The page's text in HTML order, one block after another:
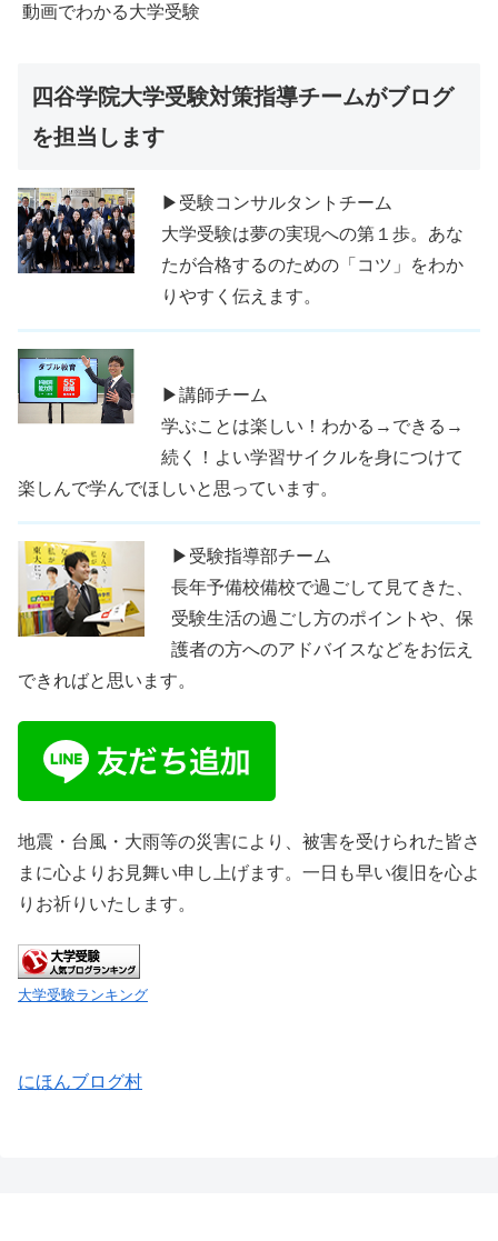
動画でわかる大学受験
四谷学院大学受験対策指導チームがブログ
を担当します
▶受験コンサルタントチーム
大学受験は夢の実現への第１歩。あな
たが合格するのための「コツ」をわか
りやすく伝えます。
▶講師チーム
学ぶことは楽しい！わかる→できる→
続く！よい学習サイクルを身につけて
楽しんで学んでほしいと思っています。
▶受験指導部チーム
長年予備校備校で過ごして見てきた、
受験生活の過ごし方のポイントや、保
護者の方へのアドバイスなどをお伝え
できればと思います。
地震・台風・大雨等の災害により、被害を受けられた皆さ
まに心よりお見舞い申し上げます。一日も早い復旧を心よ
りお祈りいたします。
大学受験ランキング
にほんブログ村